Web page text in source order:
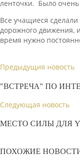
ленточки. Было очень
Все учащиеся
дорожного движения,
время нужно
Предыдущия новость
"ВСТРЕЧА" ПО
Следующая новость
МЕСТО СИЛЫ ДЛЯ
ПОХОЖИЕ